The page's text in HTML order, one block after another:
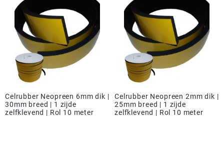
Celrubber Neopreen 6mm dik |
30mm breed | 1 zijde
zelfklevend | Rol 10 meter
Celrubber Neopreen 2mm dik |
25mm breed | 1 zijde
zelfklevend | Rol 10 meter